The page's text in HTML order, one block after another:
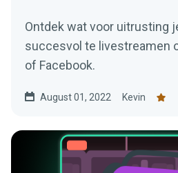
Ontdek wat voor uitrusting
succesvol te livestreamen
of Facebook.
August 01, 2022 Kevin